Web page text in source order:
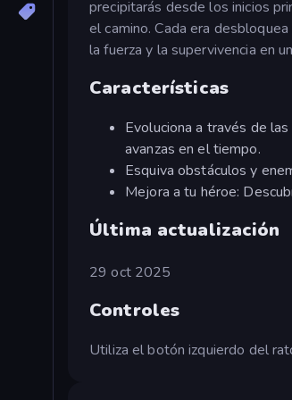
precipitarás desde los inicios
el camino. Cada era
la fuerza y la supervivencia en
Características
Evoluciona a través de
avanzas en el tiempo.
Esquiva obstáculos y
Mejora a tu héroe:
Última actualización
29 oct 2025
Controles
Utiliza el botón izquierdo del